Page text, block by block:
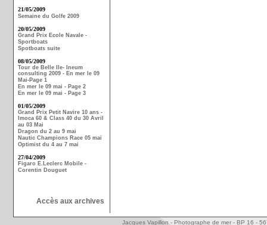
21/05/2009
Semaine du Golfe 2009
20/05/2009
Grand Prix Ecole Navale -
Sportboats
Spotboats suite
08/05/2009
Tour de Belle Ile- Ineum
consulting 2009 - En mer le 09
Mai-Page 1
En mer le 09 mai - Page 2
En mer le 09 mai - Page 3
01/05/2009
Grand Prix Petit Navire 10 ans -
Imoca 60 & Class 40 du 30 Avril
au 03 Mai
Dragon du 2 au 9 mai
Nautic Champions Race 05 mai
Optimist du 4 au 7 mai
27/04/2009
Figaro E.Leclerc Mobile -
Corentin Douguet
Accès aux archives
Jacques Vapillon - Photographe de mer - BP 16 -